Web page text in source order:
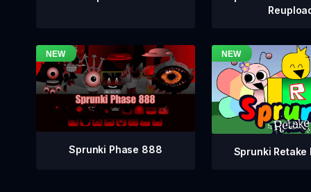
Sprunki Phase 888 Sprunki Retake